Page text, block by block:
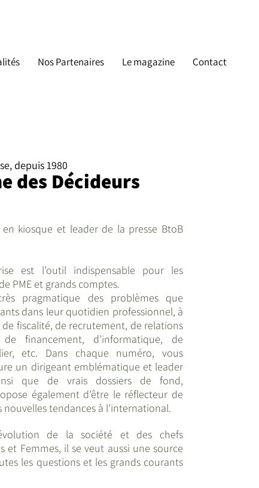
Nos Partenaires Le magazine Contact
des Décideurs
depuis 1980
kiosque et leader de la presse BtoB
est l’outil indispensable pour les
PME et grands comptes.
pragmatique des problèmes que
dans leur quotidien professionnel, à
de fiscalité, de recrutement, de relations
financement, d’informatique, de
etc. Dans chaque numéro, vous
un dirigeant emblématique et leader
que de vrais dossiers de fond,
également d’être le réflecteur de
nouvelles tendances à l’international.
de la société et des chefs
et Femmes, il se veut aussi une source
les questions et les grands courants